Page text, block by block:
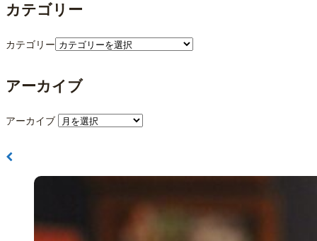
カテゴリー
カテゴリー
アーカイブ
アーカイブ